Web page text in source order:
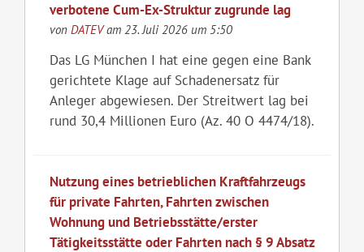
verbotene Cum-Ex-Struktur zugrunde lag
von DATEVam 23. Juli 2026 um 5:50
Das LG München I hat eine gegen eine Bank
gerichtete Klage auf Schadenersatz für
Anleger abgewiesen. Der Streitwert lag bei
rund 30,4 Millionen Euro (Az. 40 O 4474/18).
Nutzung eines betrieblichen Kraftfahrzeugs
für private Fahrten, Fahrten zwischen
Wohnung und Betriebsstätte/erster
Tätigkeitsstätte oder Fahrten nach § 9 Absatz